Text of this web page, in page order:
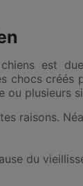
chiens est
chocs créés
ou plusieurs
raisons.
du